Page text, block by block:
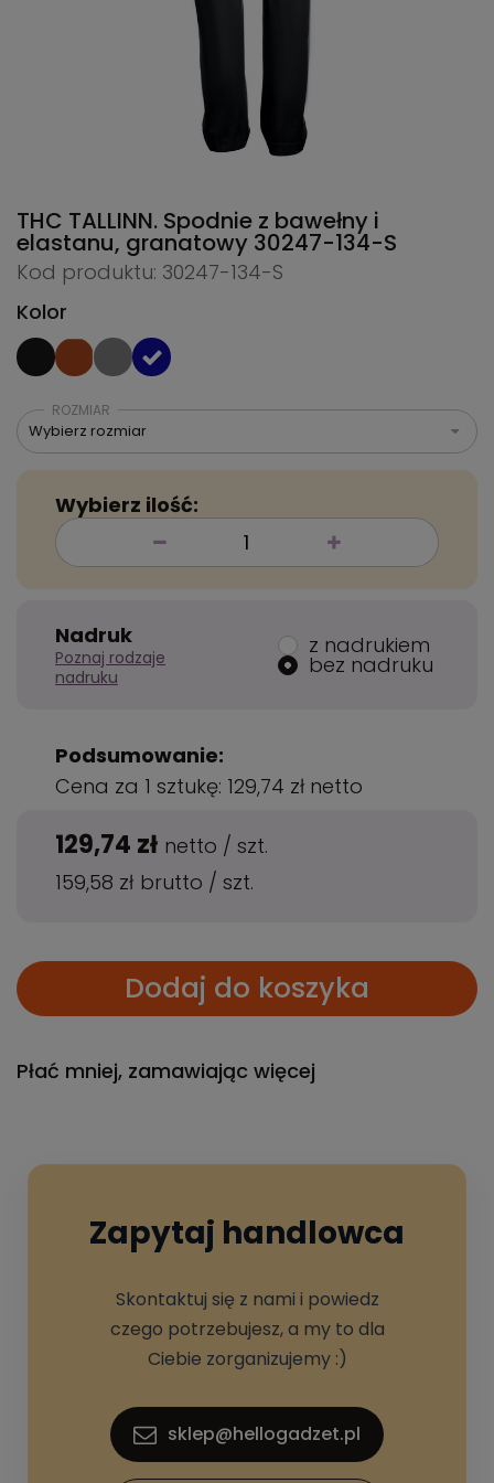
THC TALLINN. Spodnie z bawełny i
elastanu, granatowy 30247-134-S
Kod produktu: 30247-134-S
Kolor
ROZMIAR
Wybierz rozmiar
Wybierz ilość:
Nadruk
Poznaj rodzaje
nadruku
z nadrukiem
bez nadruku
Podsumowanie:
Cena za 1 sztukę: 129,74 zł netto
129,74 zł netto / szt.
159,58 zł brutto / szt.
Dodaj do koszyka
Płać mniej, zamawiając więcej
Zapytaj handlowca
Skontaktuj się z nami i powiedz
czego potrzebujesz, a my to dla
Ciebie zorganizujemy :)
sklep@hellogadzet.pl